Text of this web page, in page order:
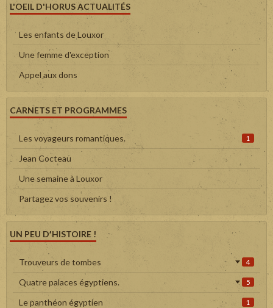
L'OEIL D'HORUS ACTUALITÉS
Les enfants de Louxor
Une femme d'exception
Appel aux dons
CARNETS ET PROGRAMMES
Les voyageurs romantiques. 1
Jean Cocteau
Une semaine à Louxor
Partagez vos souvenirs !
UN PEU D'HISTOIRE !
Trouveurs de tombes 4
Quatre palaces égyptiens. 5
Le panthéon égyptien 1